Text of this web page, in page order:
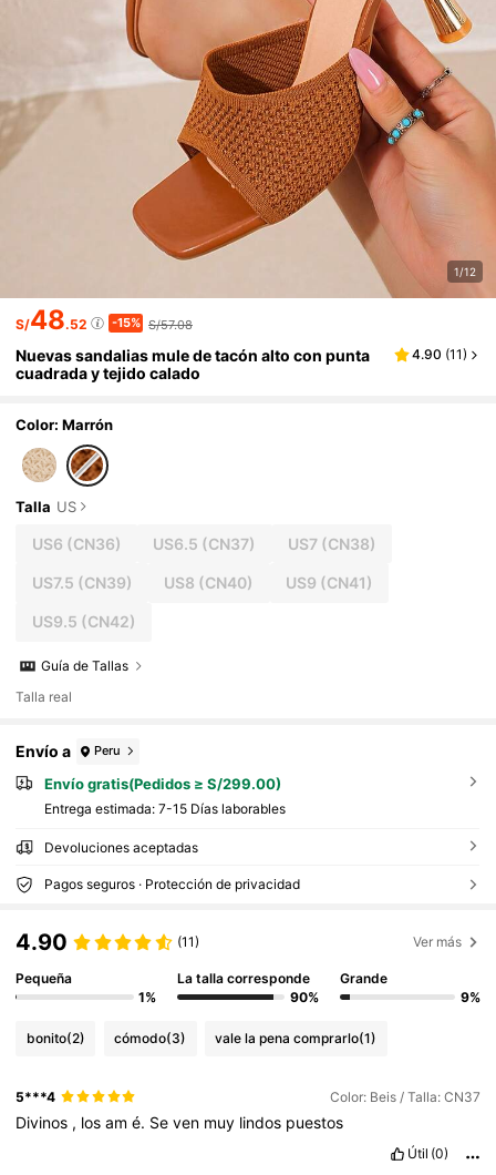
1/12
S/48.52 -15% S/57.08
Nuevas sandalias mule de tacón alto con punta
cuadrada y tejido calado
4.90 (11)
Color: Marrón
Talla US
US6 (CN36) US6.5 (CN37) US7(CN38)
US7.5 (CN39) US8 (CN40) US9 (CN41)
US9.5 (CN42)
Guía de Tallas
Talla real
Envío a Peru
Envío gratis(Pedidos ≥ S/299.00)
Entrega estimada: 7-15 Días laborables
Devoluciones aceptadas
Pagos seguros · Protección de privacidad
4.90 (11) Ver más
Pequeña
1%
La talla corresponde
90%
Grande
9%
bonito(2) cómodo(3) vale la pena comprarlo(1)
5***4 Color: Beis / Talla: CN37
Divinos , losamé. Seven muy lindos puestos
Útil (0)